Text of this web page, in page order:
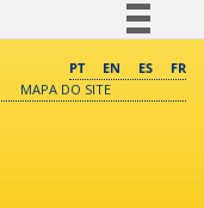
Comunica BR
PT EN ES
FR
MAPA DO SITE